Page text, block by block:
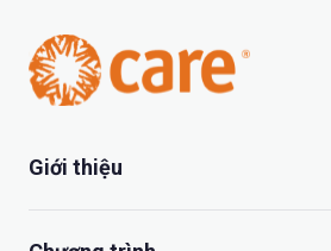
Giới thiệu